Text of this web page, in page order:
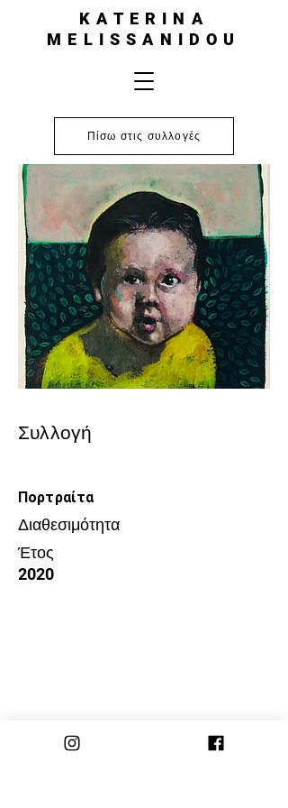
KATERINA
MELISSANIDOU
Πίσω στις συλλογές
Συλλογή
Πορτραίτα
Διαθεσιμότητα
Έτος
2020